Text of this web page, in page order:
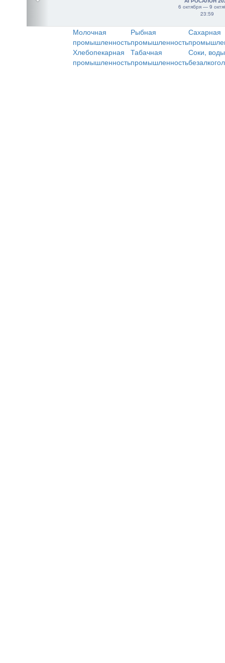
6 октября — 9
23:59
Молочная
промышленность
Рыбная
промышленность
Сахарная
Хлебопекарная
промышленность
Табачная
промышленность
Соки,